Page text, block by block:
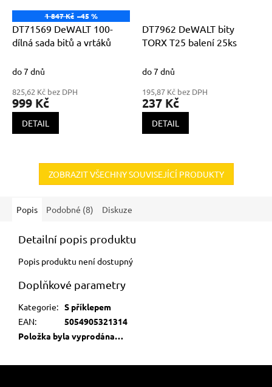
1 847 Kč –45 %
DT71569 DeWALT 100-
dílná sada bitů a vrtáků
do 7 dnů
825,62 Kč bez DPH
999 Kč
DETAIL
DT7962 DeWALT bity
TORX T25 balení 25ks
do 7 dnů
195,87 Kč bez DPH
237 Kč
DETAIL
ZOBRAZIT VŠECHNY SOUVISEJÍCÍ PRODUKTY
Popis Podobné (8) Diskuze
Detailní popis produktu
Popis produktu není dostupný
Doplňkové parametry
Kategorie: S příklepem
EAN:
5054905321314
Položka byla vyprodána…